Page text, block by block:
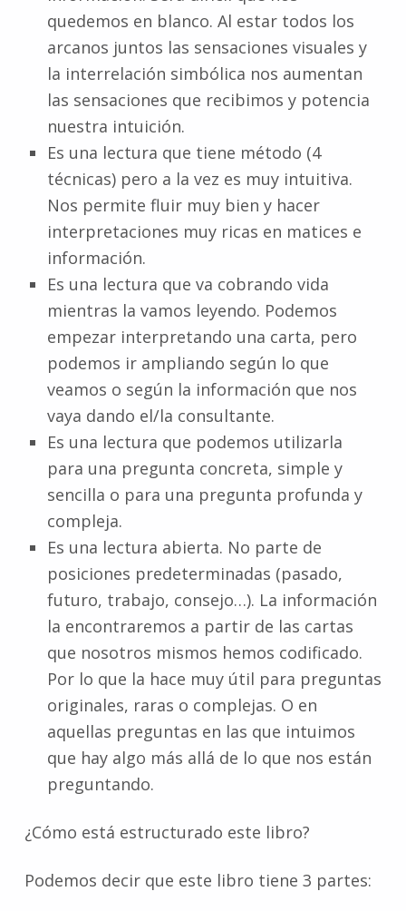
quedemos en blanco. Al estar todos los
arcanos juntos las sensaciones visuales y
la interrelación simbólica nos aumentan
las sensaciones que recibimos y potencia
nuestra intuición.
Es una lectura que tiene método (4
técnicas) pero a la vez es muy intuitiva.
Nos permite fluir muy bien y hacer
interpretaciones muy ricas en matices e
información.
Es una lectura que va cobrando vida
mientras la vamos leyendo. Podemos
empezar interpretando una carta, pero
podemos ir ampliando según lo que
veamos o según la información que nos
vaya dando el/la consultante.
Es una lectura que podemos utilizarla
para una pregunta concreta, simple y
sencilla o para una pregunta profunda y
compleja.
Es una lectura abierta. No parte de
posiciones predeterminadas (pasado,
futuro, trabajo, consejo…). La información
la encontraremos a partir de las cartas
que nosotros mismos hemos codificado.
Por lo que la hace muy útil para preguntas
originales, raras o complejas. O en
aquellas preguntas en las que intuimos
que hay algo más allá de lo que nos están
preguntando.
¿Cómo está estructurado este libro?
Podemos decir que este libro tiene 3 partes: